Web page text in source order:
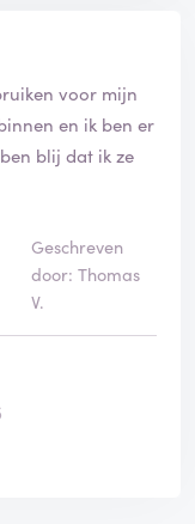
voor mijn
en ik ben er
blij dat ik ze
Geschreven
door: Thomas
V.